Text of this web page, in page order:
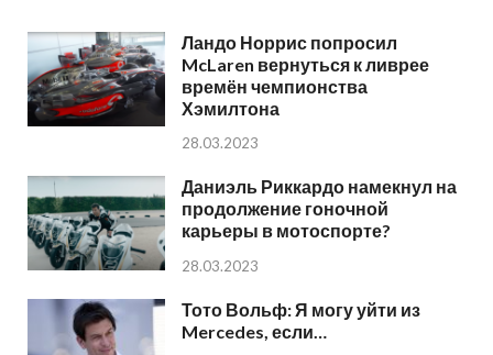
Ландо Норрис попросил
McLaren вернуться к ливрее
времён чемпионства
Хэмилтона
28.03.2023
Даниэль Риккардо намекнул на
продолжение гоночной
карьеры в мотоспорте?
28.03.2023
Тото Вольф: Я могу уйти из
Mercedes, если…